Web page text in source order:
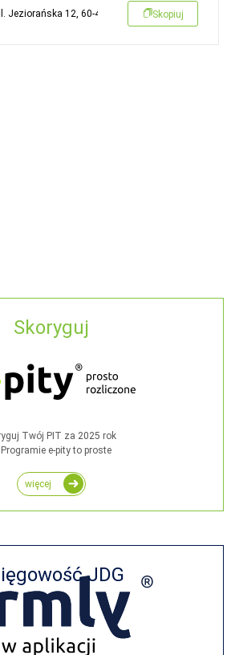
Skopiuj
Skoryguj
Twój PIT za 2025 rok
e-pity to proste
więcej
JDG